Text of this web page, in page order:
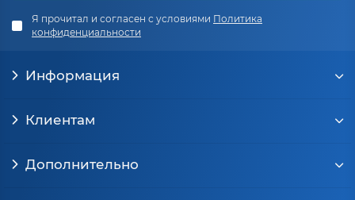
Я прочитал и согласен с условиями Политика
конфиденциальности
Информация
Клиентам
Дополнительно